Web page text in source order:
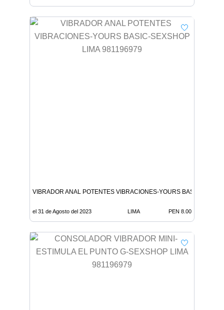
VIBRADOR ANAL POTENTES VIBRACIONES-YOURS BASIC-
el 31 de Agosto del 2023 LIMA PEN 8.00